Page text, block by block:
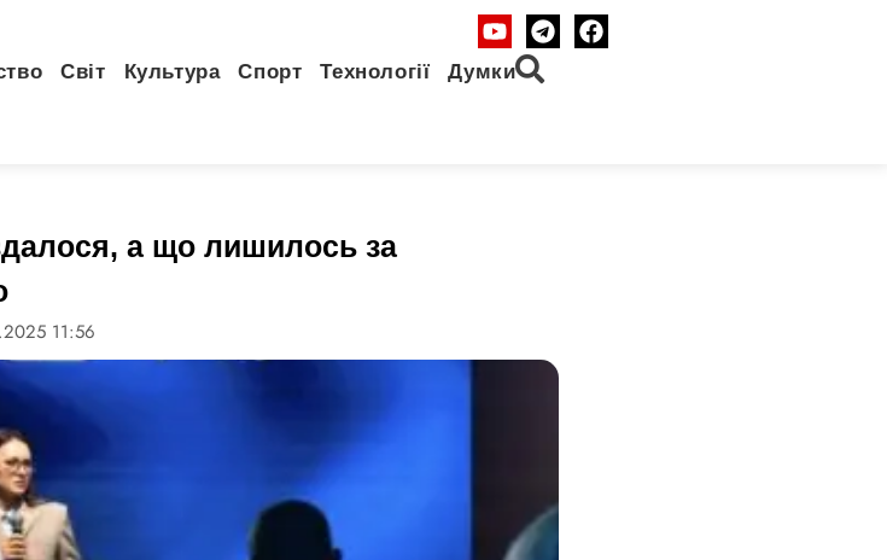
Світ Культура Спорт Технології Думки
а що лишилось за
11:56